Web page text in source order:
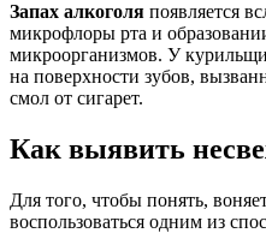
Запах алкоголя появляется
микрофлоры рта и
микроорганизмов. У
на поверхности зубов,
смол от сигарет.
Как выявить
Для того, чтобы понять,
воспользоваться одним из